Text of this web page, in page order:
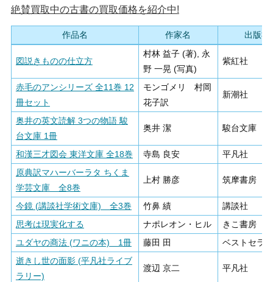
絶賛買取中の古書の買取価格を紹介中!
作品名 作家名 出版社
図説きものの仕立方
村林 益子 (著), 永
野 一晃 (写真)
紫紅社
赤毛のアンシリーズ 全11巻 12
冊セット
モンゴメリ 村岡
花子訳
新潮社
奥井の英文読解 3つの物語 駿
台文庫 1冊
奥井 潔 駿台文庫
和漢三才図会 東洋文庫 全18巻 寺島 良安
平凡社
原典訳マハーバーラタ ちくま
学芸文庫 全8巻
上村 勝彦 筑摩書房
今鏡 (講談社学術文庫) 全3巻 竹鼻 績
講談社
思考は現実化する
ナポレオン・ヒル
きこ書房
ユダヤの商法 (ワニの本) 1冊
藤田 田
ベストセラ
逝きし世の面影 (平凡社ライブ
ラリー)
渡辺 京二 平凡社